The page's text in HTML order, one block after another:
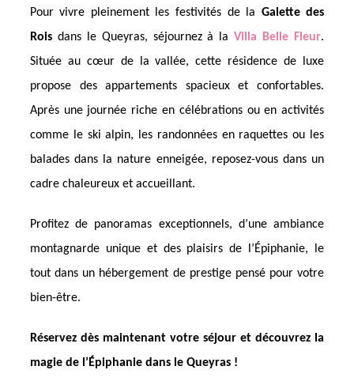
Pour vivre pleinement les festivités de la Galette des
Roisdans le Queyras, séjournez à laVilla Belle Fleur.
Située au cœur de la vallée, cette résidence de luxe
propose des appartements spacieux et confortables.
Après une journée riche en célébrations ou en activités
comme le ski alpin, les randonnées en raquettes ou les
balades dans la nature enneigée, reposez-vous dans un
cadre chaleureux et accueillant.
Profitez de panoramas exceptionnels, d’une ambiance
montagnarde unique et des plaisirs de l’Épiphanie, le
tout dans un hébergement de prestige pensé pour votre
bien-être.
Réservez dès maintenant votre séjour et découvrez la
magie de l’Épiphanie dans le Queyras !